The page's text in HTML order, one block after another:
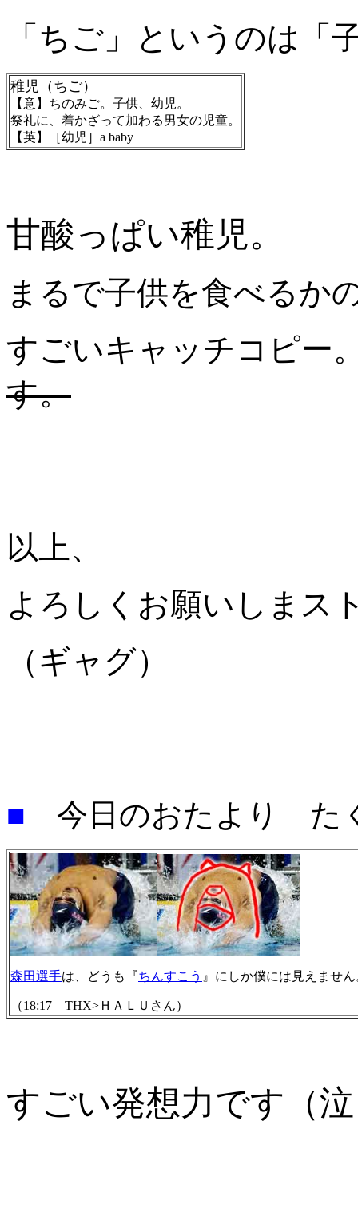
「ちご」というのは「
稚児（ちご）
【意】ちのみご。子供、幼児。
祭礼に、着かざって加わる男女の児童。
【英】［幼児］a baby
甘酸っぱい稚児。
まるで子供を食べるか
すごいキャッチコピ
す。
以上、
よろしくお願いしまス
（ギャグ）
■ 今日のおたより た
森田選手は、どうも『ちんすこう 』にしか僕には見えませ
（18:17 THX>ＨＡＬＵさん）
すごい発想力です（